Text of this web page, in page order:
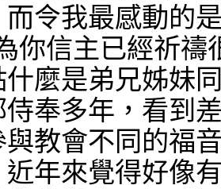
令我最感動的
你信主已經祈
麼是弟兄姊妹
奉多年，看到
教會不同的福
年來覺得好像